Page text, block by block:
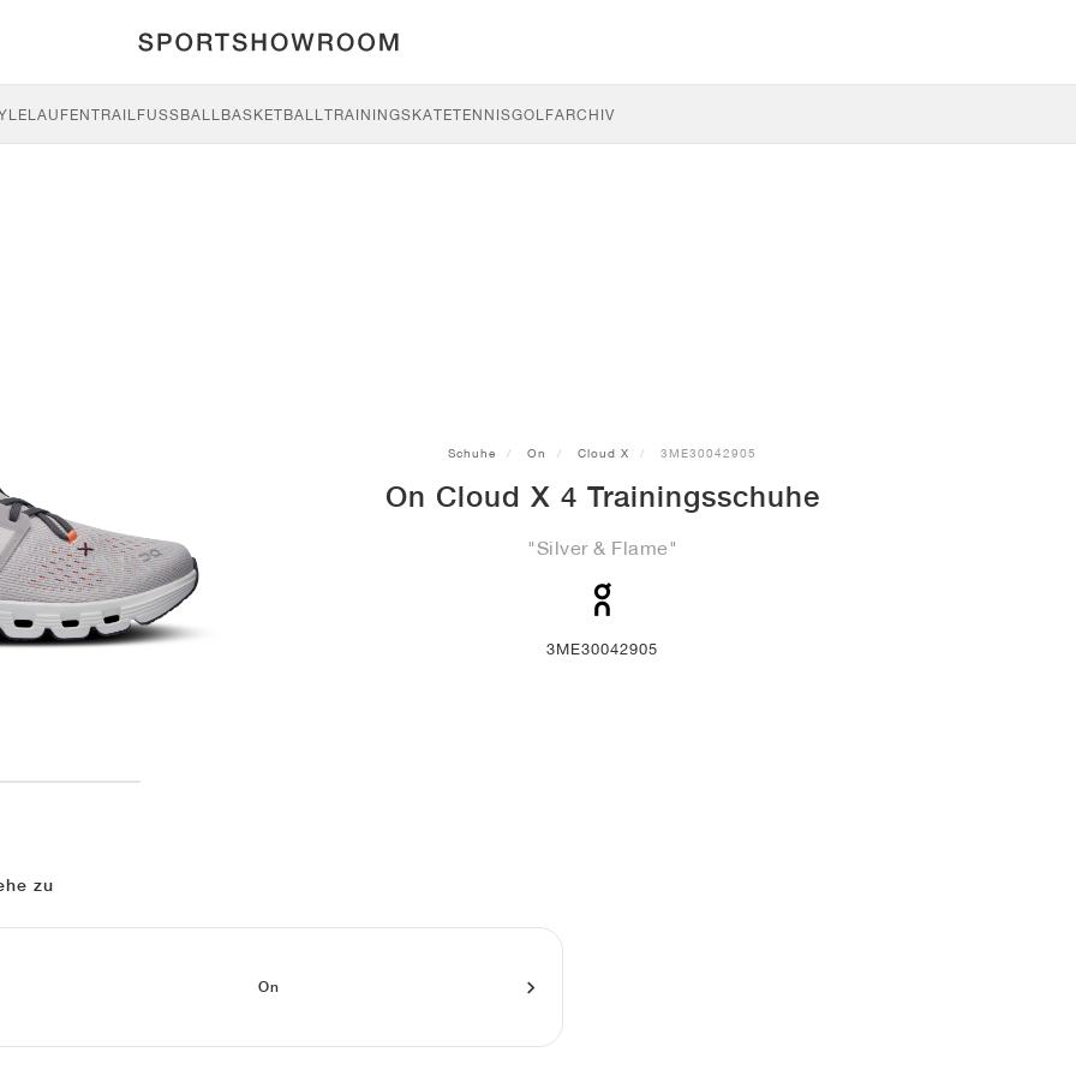
LAUFENTRAILFUSSBALL BASKETBALLTRAININGSKATETENNISGOLFARCHIV
Schuhe On Cloud X 3ME30042905
On Cloud X 4 Trainingsschuhe
"Silver & Flame"
3ME30042905
zu
On